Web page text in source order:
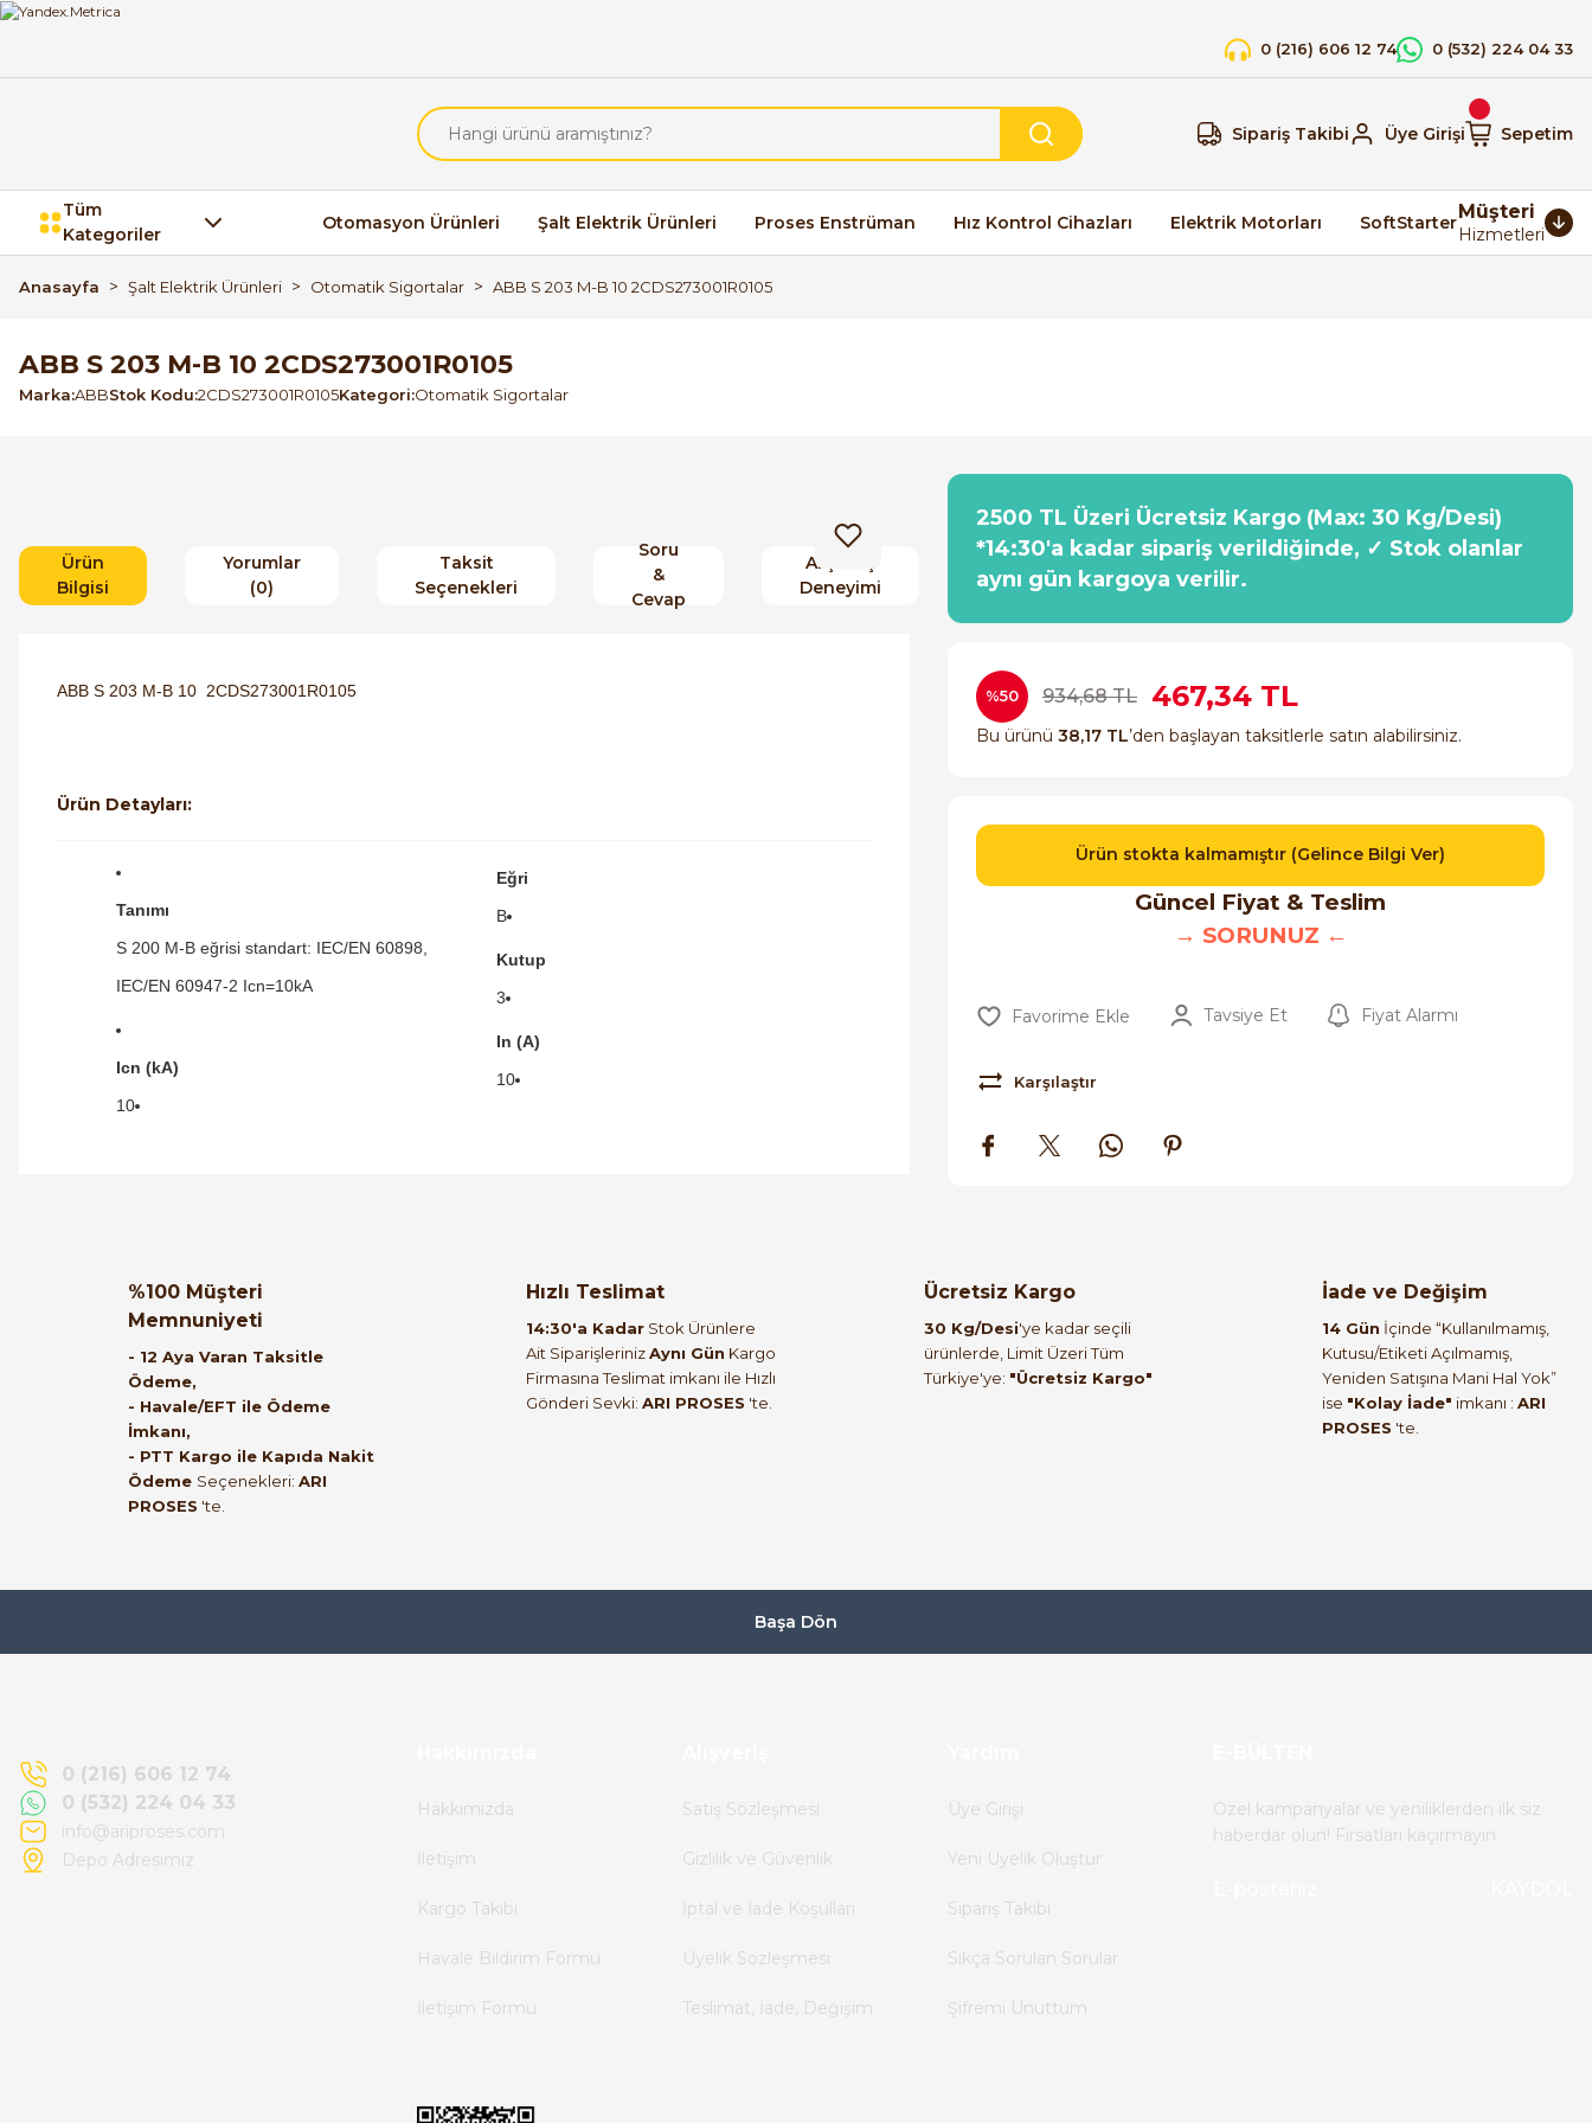
0 (216) 606 12 74 0 (532) 224 04 33
Sipariş Takibi Üye Girişi Sepetim
Tüm
Kategoriler
Otomasyon Ürünleri Şalt Elektrik Ürünleri Proses Enstrüman Hız Kontrol Cihazları Elektrik Motorları SoftStarterMüşteri
Hizmetleri
Anasayfa Şalt Elektrik Ürünleri Otomatik Sigortalar ABB S 203 M-B 10 2CDS273001R0105
ABB S 203 M-B 10 2CDS273001R0105
Marka ABBStok Kodu 2CDS273001R0105Kategori Otomatik Sigortalar
Ürün
Bilgisi
Yorumlar
(0)
Taksit
Seçenekleri
Soru
&
Cevap
Alışveriş
Deneyimi
ABB S 203 M-B 10 2CDS273001R0105
Ürün Detayları:
Tanımı
S 200 M-B eğrisi standart: IEC/EN 60898,
IEC/EN 60947-2 Icn=10kA
Icn (kA)
10
Eğri
B
Kutup
3
In (A)
10
B... A... | 27/06/2026
Satıcı ilgili ve çok yardım severdi bundan
mehmet bey ilgi ve alakası için teşekkür
Paketleme özenliydi, alışveriş sürecinden
Alışveriş süreci de hızlı ve problemsiz geçti.
Havale ile odeme yaptim ve tedirgindim ama
2500 TL Üzeri Ücretsiz Kargo (Max: 30 Kg/Desi)
*14:30'a kadar sipariş verildiğinde, ✓ Stok olanlar
aynı gün kargoya verilir.
%50 934,68 TL 467,34 TL
Bu ürünü 38,17 TL’den başlayan taksitlerle satın alabilirsiniz.
Ürün stokta kalmamıştır (Gelince Bilgi Ver)
Güncel Fiyat & Teslim
→ SORUNUZ ←
Tavsiye Et Fiyat Alarmı
Karşılaştır
%100 Müşteri
Memnuniyeti
- 12 Aya Varan Taksitle
Ödeme,
- Havale/EFT ile Ödeme
İmkanı,
- PTT Kargo ile Kapıda Nakit
Ödeme Seçenekleri: ARI
PROSES 'te.
Hızlı Teslimat
14:30'a Kadar Stok Ürünlere
Ait SiparişlerinizAynı Gün Kargo
Firmasına Teslimat imkanı ile Hızlı
Gönderi Sevki: ARI PROSES 'te.
Ücretsiz Kargo
30 Kg/Desi'ye kadar seçili
ürünlerde, Limit Üzeri Tüm
Türkiye'ye: "Ücretsiz Kargo"
İade ve Değişim
14 Gün İçinde “Kullanılmamış,
Kutusu/Etiketi Açılmamış,
Yeniden Satışına Mani Hal Yok”
ise "Kolay İade" imkanı : ARI
PROSES 'te.
Başa Dön
0 (216) 606 12 74
0 (532) 224 04 33
info@ariproses.com
Depo Adresimiz
Hakkımızda
İletişim
Kargo Takibi
Havale Bildirim Formu
İletişim Formu
Satış Sözleşmesi
Gizlilik ve Güvenlik
İptal ve İade Koşulları
Üyelik Sözleşmesi
Teslimat, İade, Değişim
Üye Girişi
Yeni Üyelik Oluştur
Sipariş Takibi
Sıkça Sorulan Sorular
Şifremi Unuttum
Özel kampanyalar ve yeniliklerden ilk siz
haberdar olun! Fırsatları kaçırmayın.